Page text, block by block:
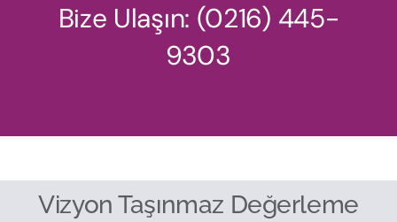
Bize Ulaşın: (0216) 445-
9303
Vizyon Taşınmaz Değerleme